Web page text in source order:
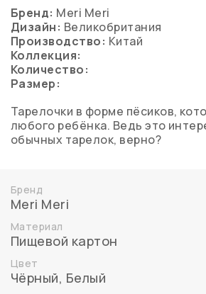
Бренд: Meri Meri
Дизайн: Великобритания
Производство: Китай
Коллекция:
Количество:
Размер:
Тарелочки в форме пёсиков,
любого ребёнка. Ведь это
обычных тарелок, верно?
Бренд
Meri Meri
Материал
Пищевой картон
Цвет
Чёрный, Белый